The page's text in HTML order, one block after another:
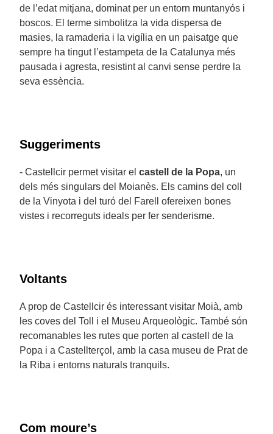
de l’edat mitjana, dominat per un entorn muntanyós i
boscos. El terme simbolitza la vida dispersa de
masies, la ramaderia i la vigília en un paisatge que
sempre ha tingut l’estampeta de la Catalunya més
pausada i agresta, resistint al canvi sense perdre la
seva essència.
Suggeriments
- Castellcir permet visitar el castell de la Popa, un
dels més singulars del Moianès. Els camins del coll
de la Vinyota i del turó del Farell ofereixen bones
vistes i recorreguts ideals per fer senderisme.
Voltants
A prop de Castellcir és interessant visitar Moià, amb
les coves del Toll i el Museu Arqueològic. També són
recomanables les rutes que porten al castell de la
Popa i a Castellterçol, amb la casa museu de Prat de
la Riba i entorns naturals tranquils.
Com moure’s